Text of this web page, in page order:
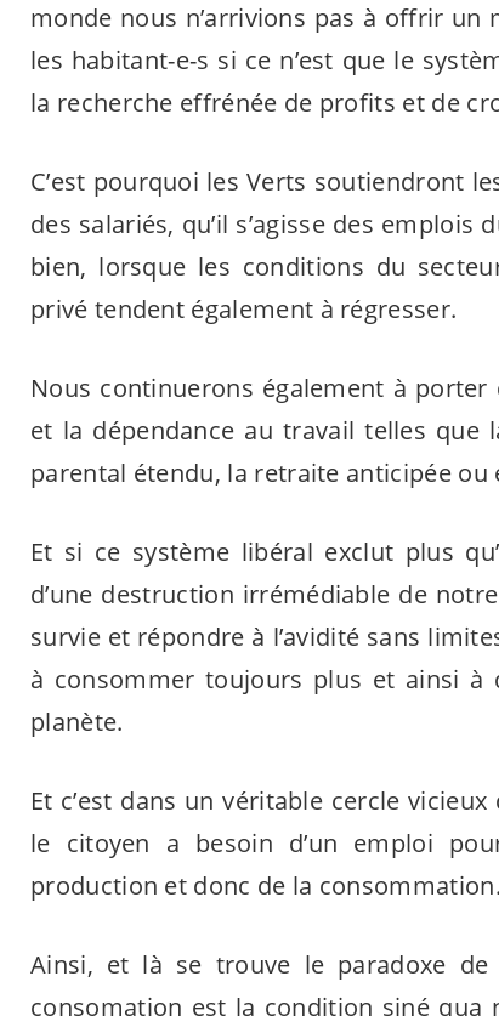
monde nous n’arrivions pas à offrir
les habitant-e-s si ce n’est que le
la recherche effrénée de profits et de
C’est pourquoi les Verts soutiendront
des salariés, qu’il s’agisse des
bien, lorsque les conditions du
privé tendent également à régresser.
Nous continuerons également à
et la dépendance au travail telles
parental étendu, la retraite anticipée
Et si ce système libéral exclut plus
d’une destruction irrémédiable de
survie et répondre à l’avidité sans
à consommer toujours plus et ainsi
planète.
Et c’est dans un véritable cercle
le citoyen a besoin d’un emploi
production et donc de la consommation.
Ainsi, et là se trouve le paradoxe
consomation est la condition siné